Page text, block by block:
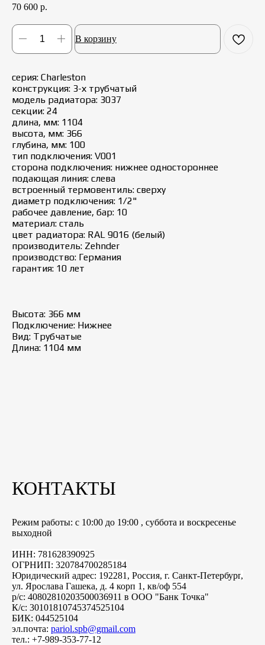
70 600 р.
В корзину
серия: Charleston
конструкция: 3-х трубчатый
модель радиатора: 3037
секции: 24
длина, мм: 1104
высота, мм: 366
глубина, мм: 100
тип подключения: V001
сторона подключения: нижнее одностороннее
подающая линия: слева
встроенный термовентиль: сверху
диаметр подключения: 1/2"
рабочее давление, бар: 10
материал: сталь
цвет радиатора: RAL 9016 (белый)
производитель: Zehnder
производство: Германия
гарантия: 10 лет
Высота: 366 мм
Подключение: Нижнее
Вид: Трубчатые
Длина: 1104 мм
КОНТАКТЫ
Режим работы: с 10:00 до 19:00 , суббота и воскресенье
выходной
ИНН: 781628390925
ОГРНИП: 320784700285184
Юридический адрес: 192281, Россия, г. Санкт-Петербург,
ул. Ярослава Гашека, д. 4 корп 1, кв/оф 554
р/с: 40802810203500036911 в ООО "Банк Точка"
К/с: 30101810745374525104
БИК: 044525104
эл.почта: pariol.spb@gmail.com
тел.: +7-989-353-77-12